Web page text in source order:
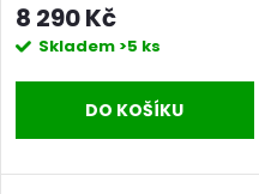
8 290 Kč
Skladem >5 ks
DO KOŠÍKU